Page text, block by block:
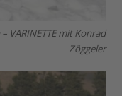
VARINETTE mit Konrad
Zöggeler